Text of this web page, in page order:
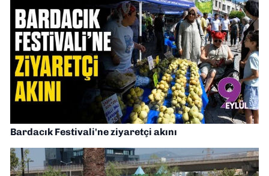
Bardacık Festivali'ne ziyaretçi akını